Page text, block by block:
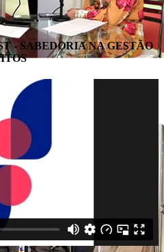
- SABEDORIA NA GESTÃO
- ROBÓTICA:
PARA O
- 23/11/2023
Cecília da Silva Ângelo, membro do
da SOBECC Convidados: Dr. Gustavo
do Comitê de Robótica da
Tardim, enfermeira Tecnologista
Nacional de Câncer